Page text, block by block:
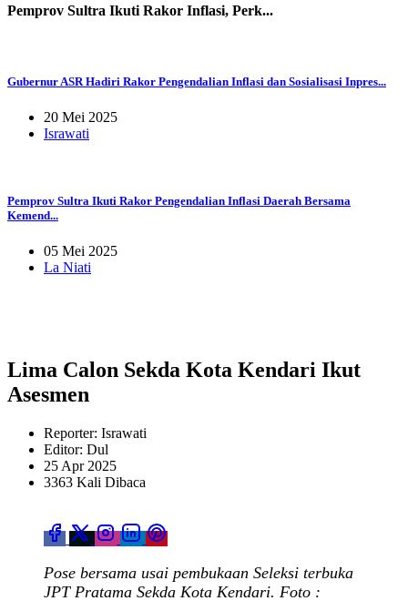
Pemprov Sultra Ikuti Rakor Inflasi, Perk...
Gubernur ASR Hadiri Rakor Pengendalian Inflasi dan Sosialisasi Inpres...
20 Mei 2025
Israwati
Pemprov Sultra Ikuti Rakor Pengendalian Inflasi Daerah Bersama
Kemend...
05 Mei 2025
La Niati
Lima Calon Sekda Kota Kendari Ikut
Asesmen
Reporter: Israwati
Editor: Dul
25 Apr 2025
3363 Kali Dibaca
Pose bersama usai pembukaan Seleksi terbuka
JPT Pratama Sekda Kota Kendari. Foto :